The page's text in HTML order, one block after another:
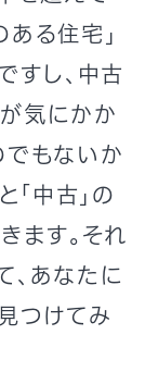
る住宅」
すし、中古
気にかか
でもないか
「中古」の
ます。それ
、あなたに
つけてみ